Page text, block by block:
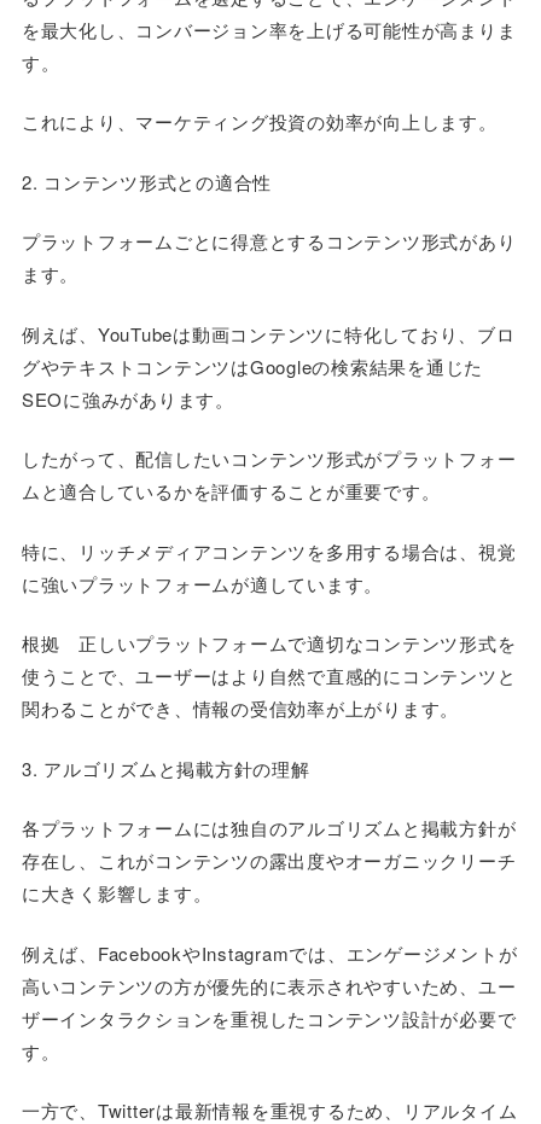
を最大化し、コンバージョン率を上げる可能性が高まりま
す。
これにより、マーケティング投資の効率が向上します。
2. コンテンツ形式との適合性
プラットフォームごとに得意とするコンテンツ形式があり
ます。
例えば、YouTubeは動画コンテンツに特化しており、ブロ
グやテキストコンテンツはGoogleの検索結果を通じた
SEOに強みがあります。
したがって、配信したいコンテンツ形式がプラットフォー
ムと適合しているかを評価することが重要です。
特に、リッチメディアコンテンツを多用する場合は、視覚
に強いプラットフォームが適しています。
根拠 正しいプラットフォームで適切なコンテンツ形式を
使うことで、ユーザーはより自然で直感的にコンテンツと
関わることができ、情報の受信効率が上がります。
3. アルゴリズムと掲載方針の理解
各プラットフォームには独自のアルゴリズムと掲載方針が
存在し、これがコンテンツの露出度やオーガニックリーチ
に大きく影響します。
例えば、FacebookやInstagramでは、エンゲージメントが
高いコンテンツの方が優先的に表示されやすいため、ユー
ザーインタラクションを重視したコンテンツ設計が必要で
す。
一方で、Twitterは最新情報を重視するため、リアルタイム